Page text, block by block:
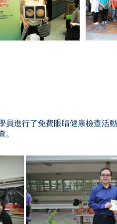
員進行了免費眼睛健康檢查活
。